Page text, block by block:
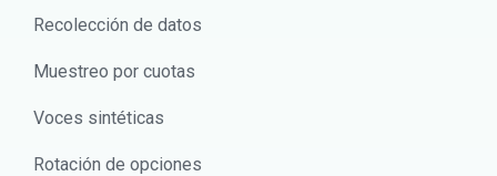
Recolección de datos
Muestreo por cuotas
Voces sintéticas
Rotación de opciones